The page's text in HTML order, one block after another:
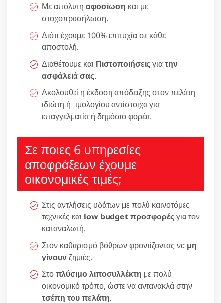
Με απόλυτη αφοσίωση και με
στοχοπροσήλωση.
Διότι έχουμε 100% επιτυχία σε κάθε
αποστολή.
Διαθέτουμε και Πιστοποιήσειςγιατην
ασφάλειά σας.
Ακολουθεί η έκδοση απόδειξης στον πελάτη
ιδιώτη ή τιμολογίου αντίστοιχα για
επαγγελματία ή δημόσιο φορέα.
Σε ποιες 6 υπηρεσίες
αποφράξεων έχουμε
οικονομικές τιμές;
Στις αντλήσεις υδάτων με πολύ καινοτόμες
τεχνικές και low budget προσφορέςγια τον
καταναλωτή.
Στον καθαρισμό βόθρων φροντίζοντας να μη
γίνουνζημιές.
Στοπλύσιμο λιποσυλλέκτη με πολύ
οικονομικό τρόπο, ώστε να αντανακλά στην
τσέπη του πελάτη.